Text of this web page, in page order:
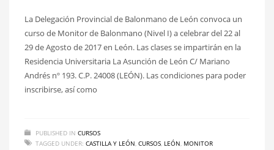
La Delegación Provincial de Balonmano de León convoca un
curso de Monitor de Balonmano (Nivel I) a celebrar del 22 al
29 de Agosto de 2017 en León. Las clases se impartirán en la
Residencia Universitaria La Asunción de León C/ Mariano
Andrés nº 193. C.P. 24008 (LEÓN). Las condiciones para poder
inscribirse, así como
PUBLISHED IN CURSOS
TAGGED UNDER: CASTILLA Y LEÓN CURSOS LEÓN MONITOR